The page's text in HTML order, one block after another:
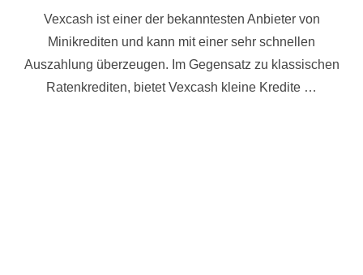
Vexcash ist einer der bekanntesten Anbieter von
Minikrediten und kann mit einer sehr schnellen
Auszahlung überzeugen. Im Gegensatz zu klassischen
Ratenkrediten, bietet Vexcash kleine Kredite …